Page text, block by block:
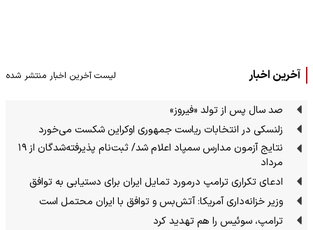
آخرین اخبار لیست آخرین اخبار منتشر شده
صد سال پس از تولد «فیروز»
زلنسکی در انتخابات ریاست جمهوری اوکراین شکست می‌خورد
نتایج آزمون مدارس سمپاد اعلام شد/ ثبت‌نام پذیرفته‌شدگان از ۱۹
مرداد
ادعای تکراری ترامپ درمورد تمایل ایران برای دستیابی به توافق
وزیر خزانه‌داری آمریکا: آتش‌بس و توافق با ایران محتمل است
ترامپ، سوئیس را هم تهدید کرد